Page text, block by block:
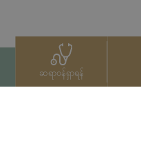
ဆရာဝန်ရှာရန်